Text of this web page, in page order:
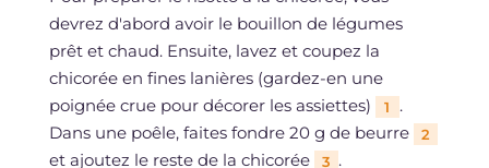
devrez d'abord avoir le bouillon de légumes
prêt et chaud. Ensuite, lavez et coupez la
chicorée en fines lanières (gardez-en une
poignée crue pour décorer les assiettes)
1
.
Dans une poêle, faites fondre 20 g de beurre
2
et ajoutez le reste de la chicorée 3 .